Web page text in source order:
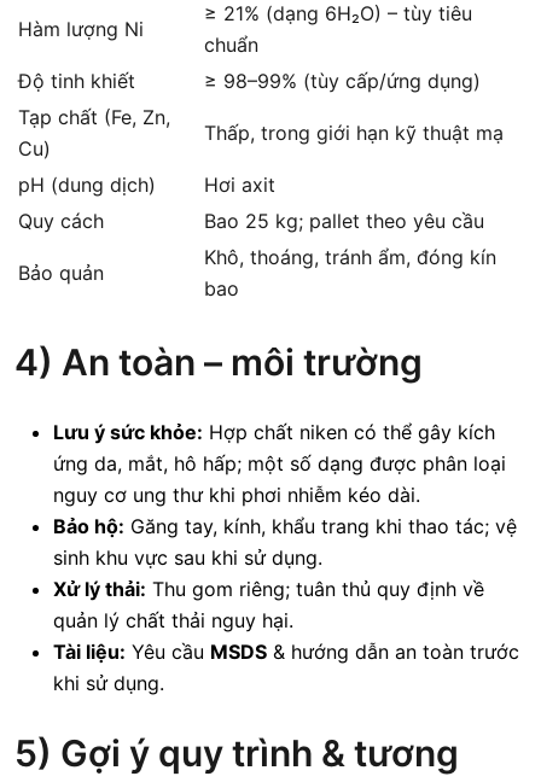
Hàm lượng Ni
≥ 21% (dạng 6H₂O) – tùy tiêu
chuẩn
Độ tinh khiết
≥ 98–99% (tùy cấp/ứng dụng)
Tạp chất (Fe, Zn,
Cu)
Thấp, trong giới hạn kỹ thuật mạ
pH (dung dịch)
Hơi axit
Quy cách
Bao 25 kg; pallet theo yêu cầu
Bảo quản
Khô, thoáng, tránh ẩm, đóng kín
bao
4) An toàn – môi trường
Lưu ý sức khỏe: Hợp chất niken có thể gây kích
ứng da, mắt, hô hấp; một số dạng được phân loại
nguy cơ ung thư khi phơi nhiễm kéo dài.
Bảo hộ: Găng tay, kính, khẩu trang khi thao tác; vệ
sinh khu vực sau khi sử dụng.
Xử lý thải: Thu gom riêng; tuân thủ quy định về
quản lý chất thải nguy hại.
Tài liệu: Yêu cầu MSDS & hướng dẫn an toàn trước
khi sử dụng.
5) Gợi ý quy trình & tương